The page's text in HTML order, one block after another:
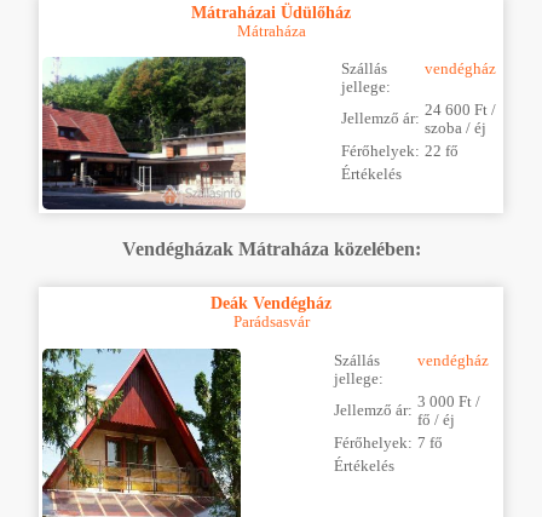
Mátraházai Üdülőház
Mátraháza
Szállás
jellege:
vendégház
Jellemző ár: 24 600 Ft /
szoba / éj
Férőhelyek: 22 fő
Értékelés
Vendégházak Mátraháza közelében:
Deák Vendégház
Parádsasvár
Szállás
jellege:
vendégház
Jellemző ár: 3 000 Ft /
fő / éj
Férőhelyek: 7 fő
Értékelés